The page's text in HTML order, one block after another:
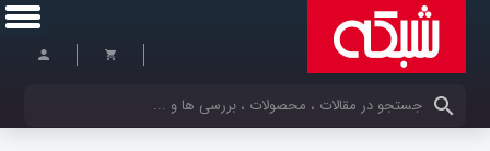
کلمات کلیدی خود را وارد کنید